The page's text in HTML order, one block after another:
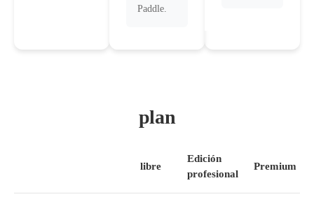
Paddle.
plan
libre
Edición
profesional
Premium